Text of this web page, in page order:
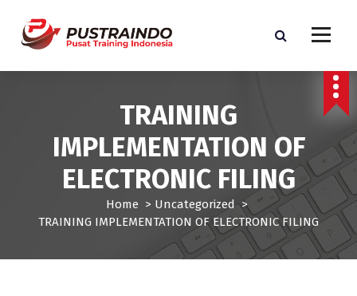
TRAINING
IMPLEMENTATION OF
ELECTRONIC FILING
Home > Uncategorized >
TRAINING IMPLEMENTATION OF ELECTRONIC FILING